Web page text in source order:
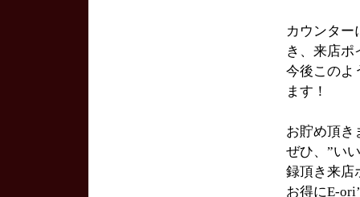
カウンター
き、来店ポ
今後このよ
ます！
お貯め頂き
ぜひ、”い
録頂き来店
お得にE-